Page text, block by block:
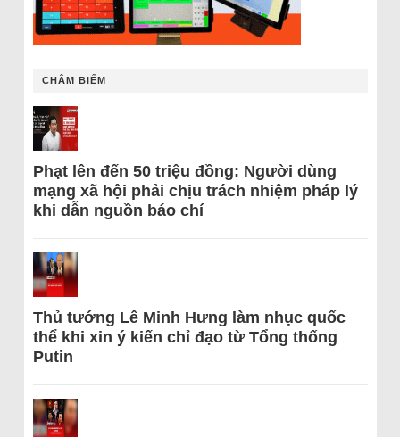
CHÂM BIẾM
Phạt lên đến 50 triệu đồng: Người dùng
mạng xã hội phải chịu trách nhiệm pháp lý
khi dẫn nguồn báo chí
Thủ tướng Lê Minh Hưng làm nhục quốc
thể khi xin ý kiến chỉ đạo từ Tổng thống
Putin